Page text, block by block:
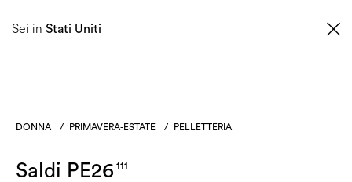
Sei in Stati Uniti
DONNA / PRIMAVERA-ESTATE / PELLETTERIA
Saldi PE26 111